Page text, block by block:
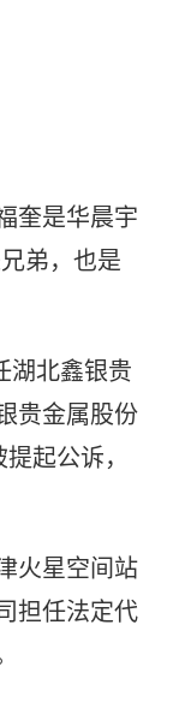
奎是华晨宇
弟，也是
湖北鑫银贵
贵金属股份
起公诉，
火星空间站
担任法定代